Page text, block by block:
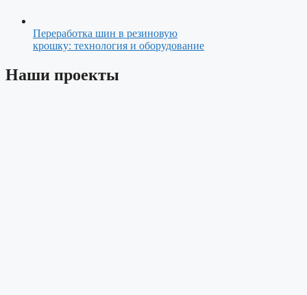
Переработка шин в резиновую
крошку: технология и оборудование
Наши проекты